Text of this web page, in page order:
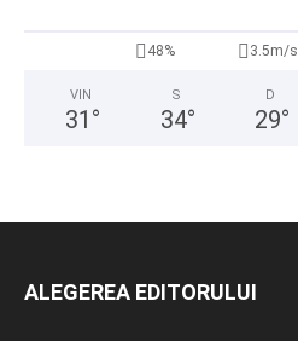
48% 3.5m/s
VIN
31 °
S
34°
D
29°
ALEGEREA EDITORULUI